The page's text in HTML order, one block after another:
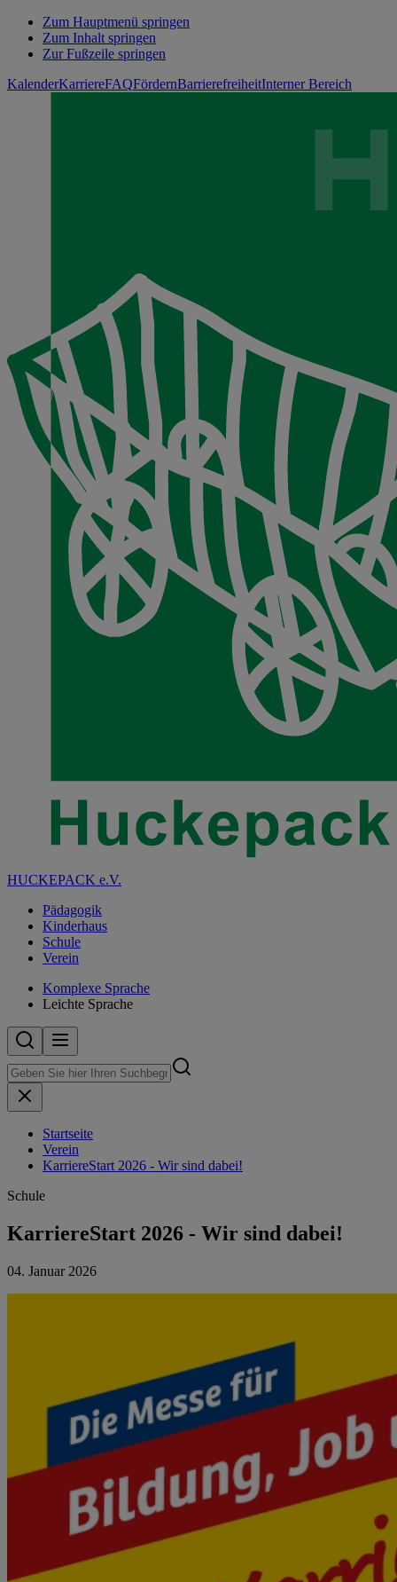
Zum Hauptmenü springen
Zum Inhalt springen
Zur Fußzeile springen
KalenderKarriereFAQFördernBarrierefreiheitInterner Bereich
HUCKEPACK e.V.
Pädagogik
Kinderhaus
Schule
Verein
Komplexe Sprache
Leichte Sprache
Startseite
Verein
KarriereStart 2026 - Wir sind dabei!
Schule
KarriereStart 2026 - Wir sind dabei!
04. Januar 2026